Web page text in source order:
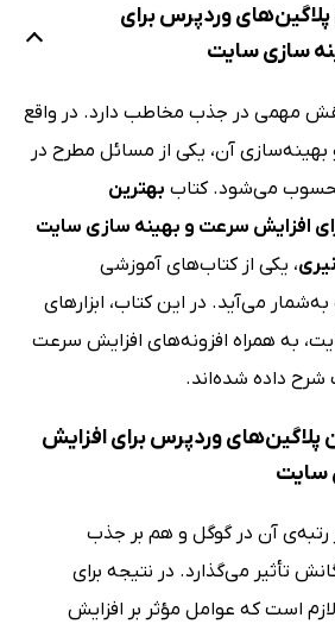
وردپرس برای
سازی سایت
مهمی در جذب مخاطب دارد. در واقع
آن، یکی از مسائل مطرح در
می‌شود. کتاب بهترین
افزایش سرعت و بهینه سازی سایت
، یکی از کتاب‌های آموزشی
می‌آید. در این کتاب، ابزارهای
به همراه افزونه‌های افزایش سرعت
داده شده‌اند.
پلاگین‌های وردپرس برای افزایش
سایت
آن در گوگل و هم بر جذب
تأثیر می‌گذارد. در نتیجه برای
است که عوامل مؤثر بر افزایش